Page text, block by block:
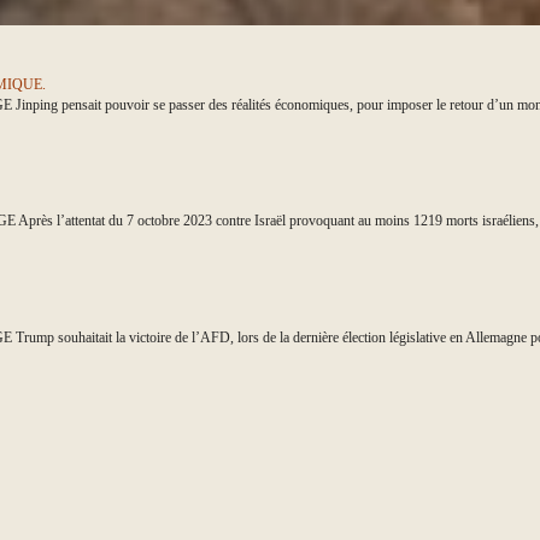
pensait pouvoir se passer des réalités économiques, pour imposer le retour d’un
l’attentat du 7 octobre 2023 contre Israël provoquant au moins 1219 morts
souhaitait la victoire de l’AFD, lors de la dernière élection législative en Allemagne